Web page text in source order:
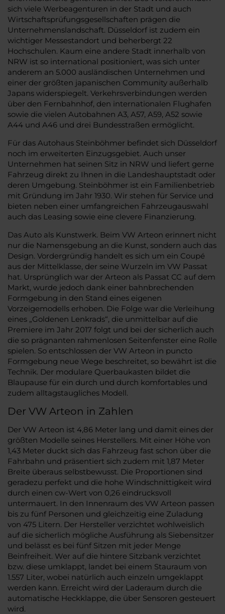
sich viele Werbeagenturen in der Stadt und auch
Wirtschaftsprüfungsgesellschaften prägen die
Unternehmenslandschaft. Düsseldorf ist zudem ein
wichtiger Messestandort und beherbergt 22
Hochschulen. Kaum eine andere Stadt innerhalb von
NRW ist so international positioniert, was sich unter
anderem an 5.000 ausländischen Unternehmen und
einer der größten japanischen Community außerhalb
Japans widerspiegelt. Verkehrsverbindungen werden
über den Fernbahnhof, den internationalen Flughafen
sowie die vielen Autobahnen A3, A57, A59, A52 sowie
A44 und A46 und drei Bundesstraßen ermöglicht.
Für das Autohaus Steinböhmer befindet sich Düsseldorf
noch im erweiterten Einzugsgebiet. Auch unser
Unternehmen hat seinen Sitz in NRW und liefert gerne
Fahrzeug direkt zu Ihnen in die Landeshauptstadt oder
deren Umgebung. Steinböhmer ist ein Familienbetrieb
mit Gründung im Jahr 1930. Wir stehen für Service und
bieten neben einer umfangreichen Fahrzeugauswahl
auch das Leasing sowie eine clevere Finanzierung.
Das Auto als Kunstwerk. Beim VW Arteon erinnert nicht
nur die Namensgebung an die Kunst, sondern auch das
Design. Vordergründig handelt es sich um ein Coupé
aus der Mittelklasse, der seine Wurzeln im VW Passat
hat. Ursprünglich war der Arteon als Passat CC auf dem
Markt, wurde jedoch dank einer bahnbrechenden
Formgebung in den Stand eines eigenen
Vorzeigemodells erhoben. Die Folge war die Verleihung
eines „Goldenen Lenkrads“, die unmittelbar auf die
Premiere im Jahr 2017 folgt und bei der sicherlich auch
die so prägnanten rahmenlosen Seitenfenster eine Rolle
spielen. So entschlossen der VW Arteon in puncto
Formgebung neue Wege beschreitet, so bewährt ist die
Technik. Der modulare Querbaukasten bildet die
Blaupause für ein durch und durch komfortables und
zudem alltagstaugliches Modell.
Der VW Arteon in Zahlen
Der VW Arteon ist 4,86 Meter lang und damit eines der
größten Modelle seines Herstellers. Mit einer Höhe von
1,43 Meter duckt sich das Fahrzeug fast schon über die
Fahrbahn und präsentiert sich zudem mit 1,87 Meter
Breite überaus selbstbewusst. Die Proportionen sind
geradezu perfekt und die hohe Windschnittigkeit wird
durch einen cw-Wert von 0,26 eindrucksvoll
untermauert. In den Innenraum des VW Arteon passen
bis zu fünf Personen und gleichzeitig eine Zuladung
von 475 Litern. Der Hersteller verzichtet wohlweislich
auf die sicherlich mögliche Ausführung als Siebensitzer
und belässt es bei fünf Sitzen mit jeder Menge
Beinfreiheit. Wer auf die hintere Sitzbank verzichtet
bzw. diese umklappt, landet bei einem Stauraum von
1.557 Liter, wobei natürlich auch einzeln umgeklappt
werden kann. Erreicht wird der Laderaum durch die
automatische Heckklappe, die über Sensoren gesteuert
wird.